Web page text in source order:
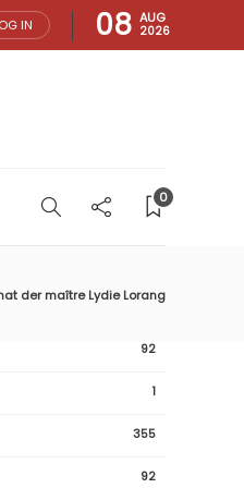
IN 08 AUG
2026
0
der maître Lydie Lorang
92
1
355
92